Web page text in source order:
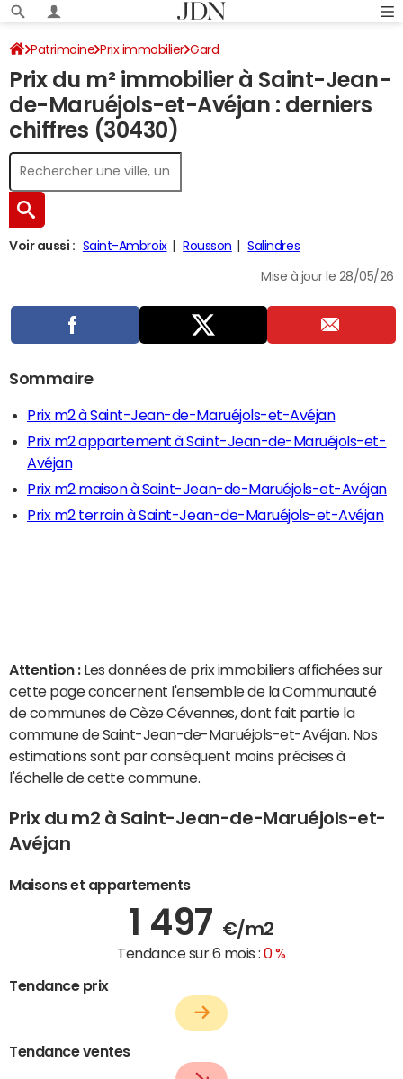
Patrimoine Prix immobilier Gard
Saint-Jean-de-Maruéjols-et-Avéjan
Prix du m² immobilier à Saint-Jean-
de-Maruéjols-et-Avéjan : derniers
chiffres (30430)
Voir aussi : Saint-Ambroix Rousson Salindres
Mise à jour le 28/05/26
Sommaire
Prix m2 à Saint-Jean-de-Maruéjols-et-Avéjan
Prix m2 appartement à Saint-Jean-de-Maruéjols-et-
Avéjan
Prix m2 maison à Saint-Jean-de-Maruéjols-et-Avéjan
Prix m2 terrain à Saint-Jean-de-Maruéjols-et-Avéjan
Attention : Les données de prix immobiliers affichées sur
cette page concernent l'ensemble de la Communauté
de communes de Cèze Cévennes, dont fait partie la
commune de Saint-Jean-de-Maruéjols-et-Avéjan. Nos
estimations sont par conséquent moins précises à
l'échelle de cette commune.
Prix du m2 à Saint-Jean-de-Maruéjols-et-
Avéjan
Maisons et appartements
1 497 €/m2
Tendance sur 6 mois :0 %
Tendance prix
Tendance ventes